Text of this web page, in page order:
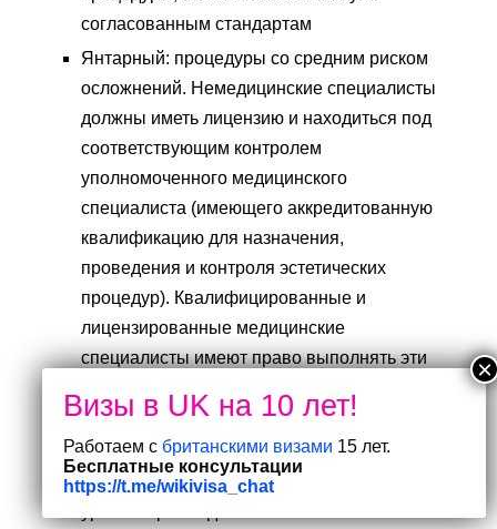
согласованным стандартам
Янтарный: процедуры со средним риском
осложнений. Немедицинские специалисты
должны иметь лицензию и находиться под
соответствующим контролем
уполномоченного медицинского
специалиста (имеющего аккредитованную
квалификацию для назначения,
проведения и контроля эстетических
процедур). Квалифицированные и
лицензированные медицинские
специалисты имеют право выполнять эти
соответствия установленным стандартам.
Красный: процедуры с наибольшим риском
осложнений. Эти процедуры с высоким
Работаем с британскими визами 15 лет.
Бесплатные консультации
https://t.me/wikivisa_chat